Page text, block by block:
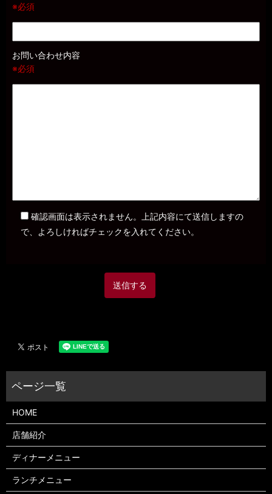
※必須
お問い合わせ内容
※必須
確認画面は表示されません。上記内容にて送信しますの
で、よろしければチェックを入れてください。
HOME
店舗紹介
ディナーメニュー
ランチメニュー